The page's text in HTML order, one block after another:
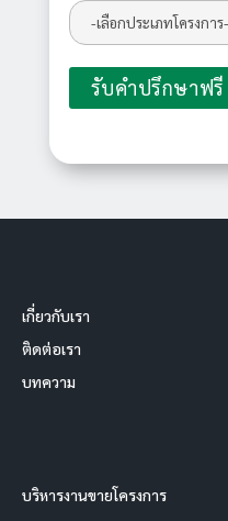
เกี่ยวกับเรา
ติดต่อเรา
บทความ
บริหารงานขายโครงการ